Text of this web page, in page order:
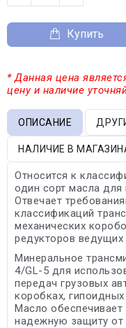
Купить
* Данная цена
цену и наличие
ОПИСАНИЕ
НАЛИЧИЕ В
Относится к
один сорт масла для
Отвечает
классификаций
механических
редукторов ведущих
Минеральное
4/GL-5 для
передач грузовых
коробках,
Масло обеспечивает
надежную защиту от